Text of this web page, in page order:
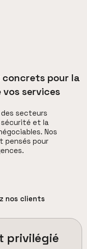
concrets pour la
services
secteurs
sécurité et la
Nos
pensés pour
nos clients
privilégié